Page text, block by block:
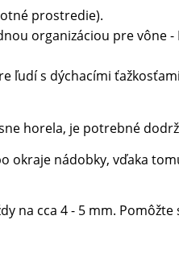
prostredie).
organizáciou pre vône -
ľudí s dýchacími
horela, je potrebné
okraje nádobky, vďaka
na cca 4 - 5 mm.